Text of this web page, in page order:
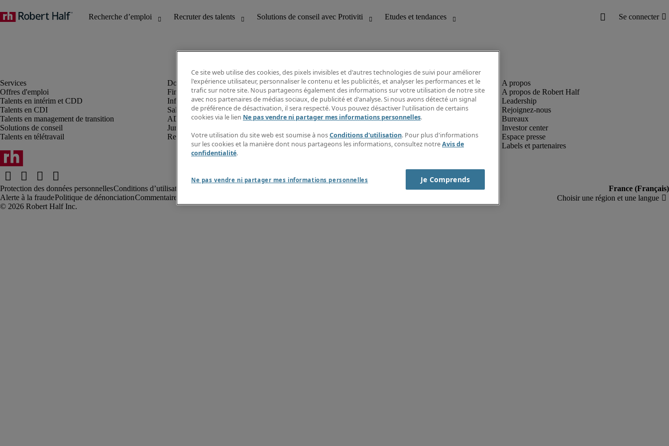
Offres d'emploi
Talents en intérim et CDD
Talents en CDI
Talents en management de transition
Solutions de conseil
Talents en télétravail
Finance et comptabilité
Informatique et IT
Sales et marketing
ADV, supply et performance client
Juridique et fiscal
Ressources humaines et paie
Etudes et tendances
Fiches métiers
Guide des salaires
Informations intérimaires
S'abonner à la newsletter
Créer une alerte emploi
A propos de Robert Half
Leadership
Rejoignez-nous
Bureaux
Investor center
Espace presse
Labels et partenaires
Protection des données personnellesConditions d’utilisation
Alerte à la fraudePolitique de dénonciationCommentaires au webmaster
Ce site web utilise des cookies, des pixels invisibles et d'autres technologies de suivi pour améliorer
l'expérience utilisateur, personnaliser le contenu et les publicités, et analyser les performances et le
trafic sur notre site. Nous partageons également des informations sur votre utilisation de notre site
avec nos partenaires de médias sociaux, de publicité et d'analyse. Si nous avons détecté un signal
de préférence de désactivation, il sera respecté. Vous pouvez désactiver l'utilisation de certains
cookies via le lien Ne pas vendre ni partager mes informations personnelles.
Votre utilisation du site web est soumise à nosConditions d'utilisation. Pour plus d'informations
sur les cookies et la manière dont nous partageons les informations, consultez notreAvis de
confidentialité.
Ne pas vendre ni partager mes informations personnelles Je Comprends